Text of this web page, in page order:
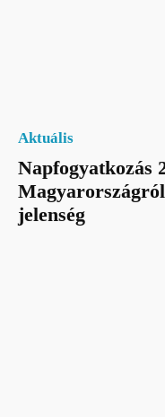
Aktuális
Napfogyatkozás
jelenség